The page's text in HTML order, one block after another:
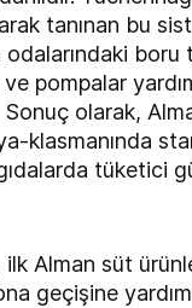
tanınan bu
boru
ve pompalar
Sonuç olarak,
klasmanında
tüketici
ilk Alman süt
geçişine